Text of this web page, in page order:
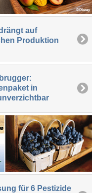
auf
Produktion
in
für 6 Pestizide